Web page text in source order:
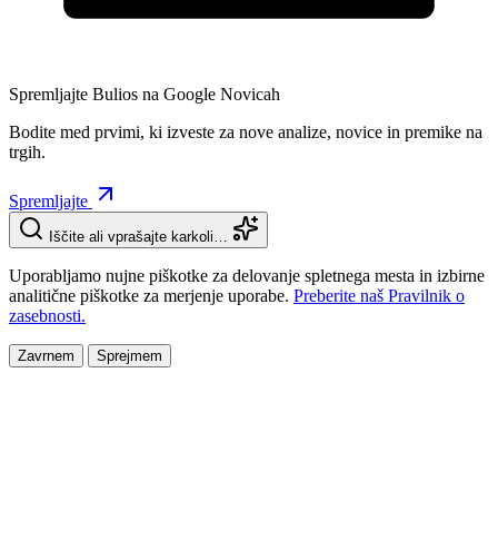
Spremljajte Bulios na Google Novicah
Bodite med prvimi, ki izveste za nove analize, novice in premike na
trgih.
Spremljajte
Iščite ali vprašajte karkoli…
Uporabljamo nujne piškotke za delovanje spletnega mesta in izbirne
analitične piškotke za merjenje uporabe. Preberite naš Pravilnik o
zasebnosti.
Zavrnem Sprejmem